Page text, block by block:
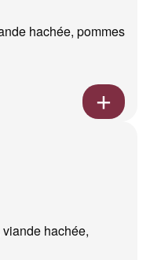
hachée, pommes
hachée,